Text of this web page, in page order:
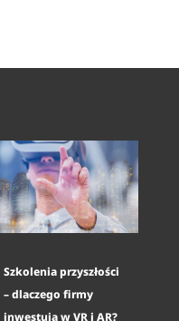
Szkolenia przyszłości
– dlaczego firmy
inwestują w VR i AR?